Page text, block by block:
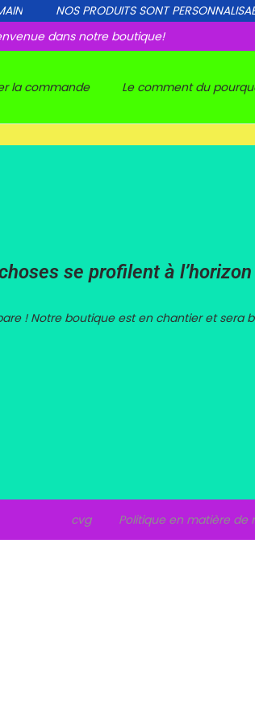
NOS PRODUITS SONT
dans notre boutique!
la commande Le comment du
se profilent à l’horizon
! Notre boutique est en chantier et sera
cvg Politique en matière de